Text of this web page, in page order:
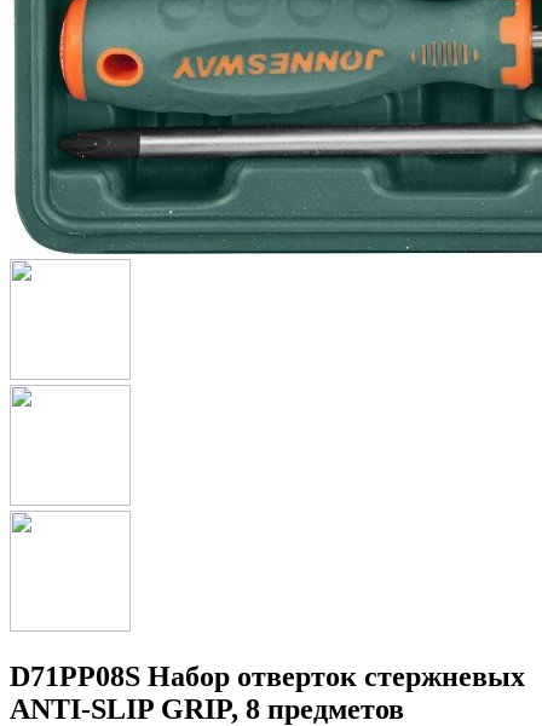
D71PP08S Набор отверток стержневых
ANTI-SLIP GRIP, 8 предметов